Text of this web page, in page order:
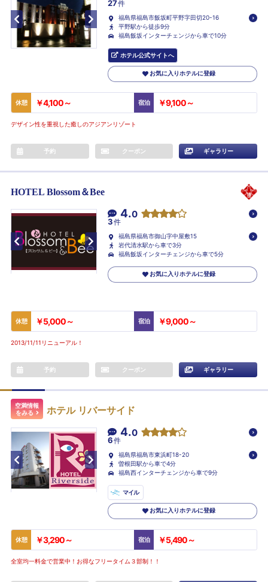
27件
福島県福島市飯坂町平野字田切20-16
平野駅から徒歩9分
福島飯坂インターチェンジから車で10分
ホテル公式サイトへ
お気に入りホテルに登録
休憩 ￥4,100～ 宿泊 ￥9,100～
デザイン性を重視した癒しのアジアンリゾート
予約 クーポン ギャラリー
HOTEL Blossom＆Bee
4.0
3件
福島県福島市御山字中屋敷15
岩代清水駅から車で3分
福島飯坂インターチェンジから車で5分
お気に入りホテルに登録
休憩 ￥5,000～ 宿泊 ￥9,000～
2013/11/11リニューアル！
予約 クーポン ギャラリー
空満情報
をみる
ホテル リバーサイド
4.0
6件
福島県福島市東浜町18-20
曽根田駅から車で4分
福島西インターチェンジから車で9分
マイル
お気に入りホテルに登録
休憩 ￥3,290～ 宿泊 ￥5,490～
全室均一料金で営業中！お得なフリータイム３部制！！